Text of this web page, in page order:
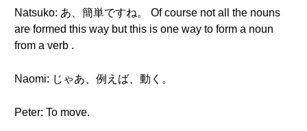
Natsuko: あ、簡単ですね。 Of course not all the nouns
are formed this way but this is one way to form a noun
from a verb .
Naomi: じゃあ、例えば、動く。
Peter: To move.